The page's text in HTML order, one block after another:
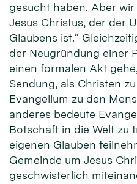
gesucht haben. Aber
Jesus Christus, der der
Glaubens ist.“
der Neugründung einer
einen formalen Akt
Sendung, als Christen
Evangelium zu den
anderes bedeute
Botschaft in die Welt zu
eigenen Glauben
Gemeinde um Jesus
geschwisterlich